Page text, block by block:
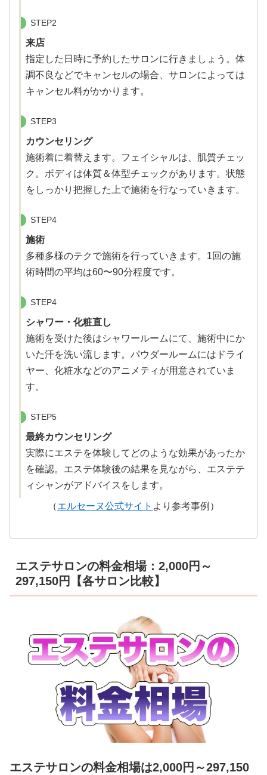
STEP2
来店
指定した日時に予約したサロンに行きましょう。体
調不良などでキャンセルの場合、サロンによっては
キャンセル料がかかります。
STEP3
カウンセリング
施術着に着替えます。フェイシャルは、肌質チェッ
ク。ボディは体質＆体型チェックがあります。状態
をしっかり把握した上で施術を行なっていきます。
STEP4
施術
多種多様のテクで施術を行っていきます。1回の施
術時間の平均は60〜90分程度です。
STEP4
シャワー・化粧直し
施術を受けた後はシャワールームにて、施術中にか
いた汗を洗い流します。パウダールームにはドライ
ヤー、化粧水などのアニメティが用意されていま
す。
STEP5
最終カウンセリング
実際にエステを体験してどのような効果があったか
を確認。エステ体験後の結果を見ながら、エステテ
ィシャンがアドバイスをします。
（エルセーヌ公式サイト より参考事例）
エステサロンの料金相場：2,000円～
297,150円【各サロン比較】
エステサロンの料金相場は2,000円～297,150